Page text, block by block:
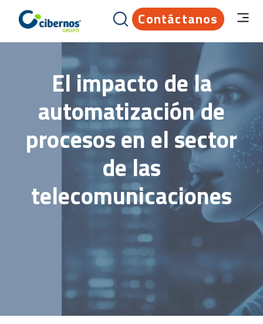
Contáctanos
El impacto de la
automatización de
procesos en el sector
de las
telecomunicaciones